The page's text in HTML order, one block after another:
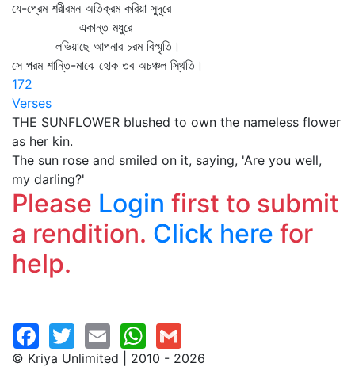
যে-প্রেম শরীরমন অতিক্রম করিয়া সুদূরে
একান্ত মধুরে
লভিয়াছে আপনার চরম বিস্মৃতি।
সে পরম শান্তি-মাঝে হোক তব অচঞ্চল স্থিতি।
172
Verses
THE SUNFLOWER blushed to own the nameless flower
as her kin.
The sun rose and smiled on it, saying, 'Are you well,
my darling?'
Please Login first to submit
a rendition. Click here for
help.
© Kriya Unlimited | 2010 - 2026